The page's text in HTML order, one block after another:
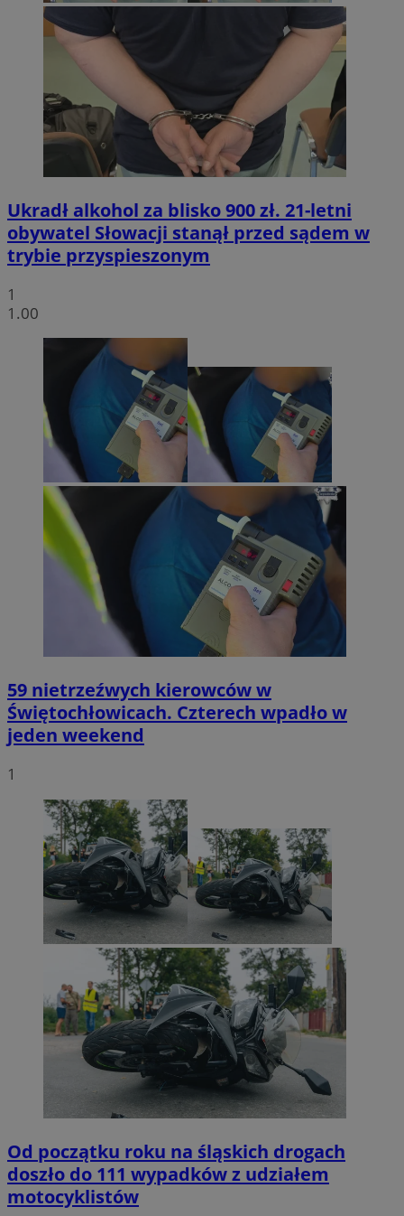
Ukradł alkohol za blisko 900 zł. 21-letni
obywatel Słowacji stanął przed sądem w
trybie przyspieszonym
1
1.00
59 nietrzeźwych kierowców w
Świętochłowicach. Czterech wpadło w
jeden weekend
1
Od początku roku na śląskich drogach
doszło do 111 wypadków z udziałem
motocyklistów